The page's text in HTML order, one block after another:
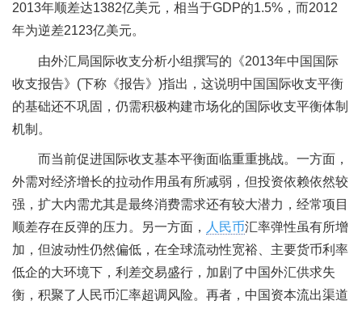
2013年顺差达1382亿美元，相当于GDP的1.5%，而2012
年为逆差2123亿美元。
由外汇局国际收支分析小组撰写的《2013年中国国际
收支报告》(下称《报告》)指出，这说明中国国际收支平衡
的基础还不巩固，仍需积极构建市场化的国际收支平衡体制
机制。
而当前促进国际收支基本平衡面临重重挑战。一方面，
外需对经济增长的拉动作用虽有所减弱，但投资依赖依然较
强，扩大内需尤其是最终消费需求还有较大潜力，经常项目
顺差存在反弹的压力。另一方面，
人民币汇率弹性虽有所增
加，但波动性仍然偏低，在全球流动性宽裕、主要货币利率
低企的大环境下，利差交易盛行，加剧了中国外汇供求失
衡，积聚了人民币汇率超调风险。再者，中国资本流出渠道